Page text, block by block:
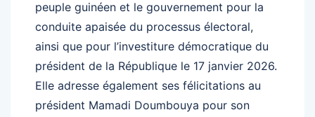
peuple guinéen et le gouvernement pour la
conduite apaisée du processus électoral,
ainsi que pour l’investiture démocratique du
président de la République le 17 janvier 2026.
Elle adresse également ses félicitations au
président Mamadi Doumbouya pour son